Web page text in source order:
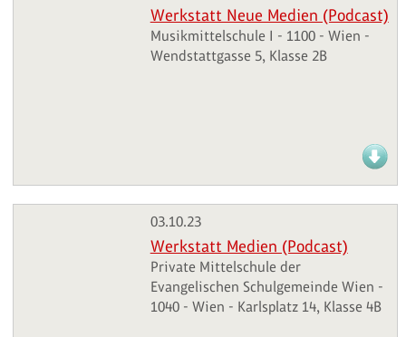
Werkstatt Neue Medien (Podcast)
Musikmittelschule I - 1100 - Wien -
Wendstattgasse 5, Klasse 2B
03.10.23
Werkstatt Medien (Podcast)
Private Mittelschule der
Evangelischen Schulgemeinde Wien -
1040 - Wien - Karlsplatz 14, Klasse 4B